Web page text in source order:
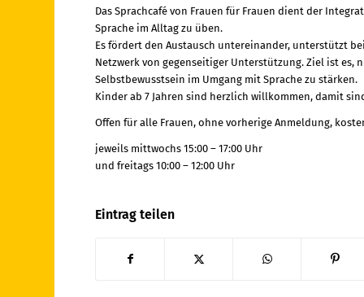
Das Sprachcafé von Frauen für Frauen dient der
Sprache im Alltag zu üben.
Es fördert den Austausch untereinander, unterstützt
Netzwerk von gegenseitiger Unterstützung. Ziel ist es,
Selbstbewusstsein im Umgang mit Sprache zu stärken.
Kinder ab 7 Jahren sind herzlich willkommen, damit
Offen für alle Frauen, ohne vorherige Anmeldung,
jeweils mittwochs 15:00 – 17:00 Uhr
und freitags 10:00 – 12:00 Uhr
Eintrag teilen